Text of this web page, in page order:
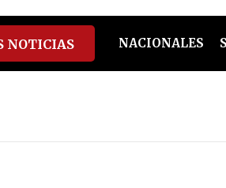
NOTICIAS NACIONALES